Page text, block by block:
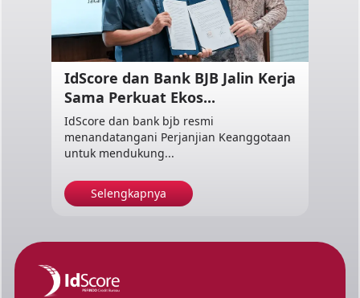
IdScore dan Bank BJB Jalin Kerja
Sama Perkuat Ekos...
IdScore dan bank bjb resmi
menandatangani Perjanjian Keanggotaan
untuk mendukung...
Selengkapnya